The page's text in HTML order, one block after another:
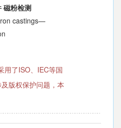
磁粉检测
castings—
用了ISO、IEC等国
版权保护问题，本